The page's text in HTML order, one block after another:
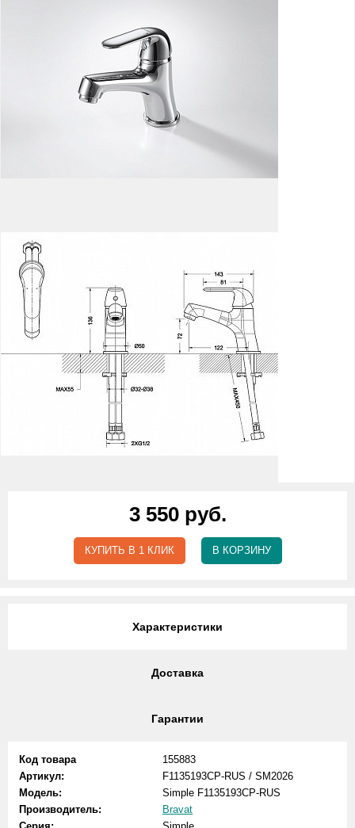
3 550 руб.
КУПИТЬ В 1 КЛИК В КОРЗИНУ
Характеристики
Доставка
Гарантии
Код товара
155883
Артикул:
F1135193CP-RUS / SM2026
Модель:
Simple F1135193CP-RUS
Производитель:
Bravat